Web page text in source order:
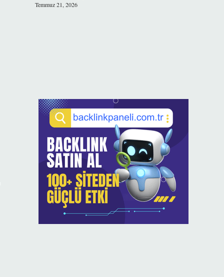
Temmuz 21, 2026